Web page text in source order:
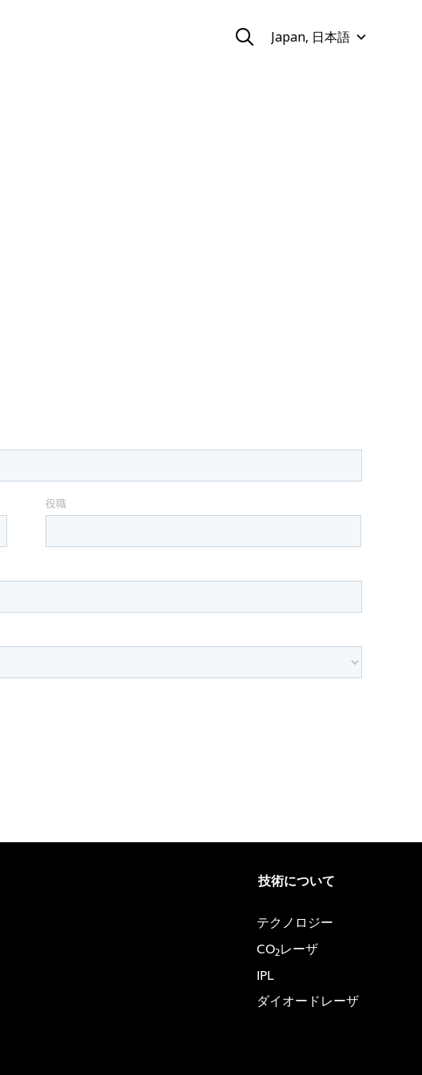
Japan, 日本語
技術について
テクノロジー
CO2レーザ
IPL
ダイオードレーザ